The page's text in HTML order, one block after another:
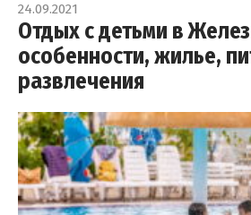
24.09.2021
Отдых с детьми в
особенности, жилье,
развлечения